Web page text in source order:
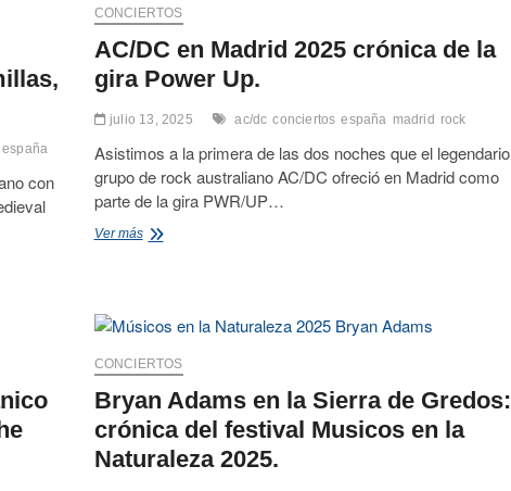
qué
ver
en
Riaza,
Ayllón,
Esteban
El
Burgo
Osma,
con
CONCIERTOS
AC/DC en Madrid 2025 crónica de la
gira Power Up.
julio 13, 2025 ac/dc conciertos españa madrid rock
Asistimos a la primera de las dos noches que el legendario
grupo de rock australiano AC/DC ofreció en Madrid como
parte de la gira PWR/UP…
Ver másAC/DC
de
gira
Power
Up.
CONCIERTOS
Bryan Adams en la Sierra de Gredos:
crónica del festival Musicos en la
Naturaleza 2025.